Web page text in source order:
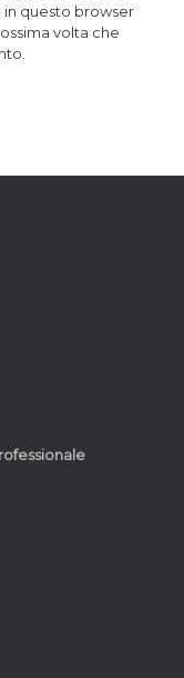
in questo browser
volta che